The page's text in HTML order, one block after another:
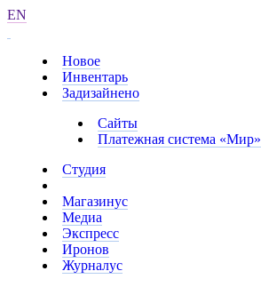
EN
Новое
Инвентарь
Задизайнено
Сайты
Платежная система «Мир»
Студия
Магазинус
Медиа
Экспресс
Иронов
Журналус